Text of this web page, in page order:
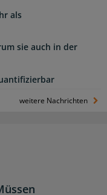
als
sie auch in der
weitere Nachrichten